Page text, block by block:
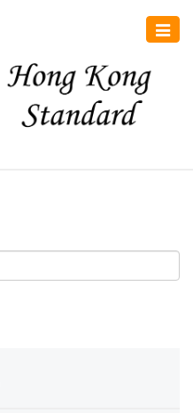
Toggle